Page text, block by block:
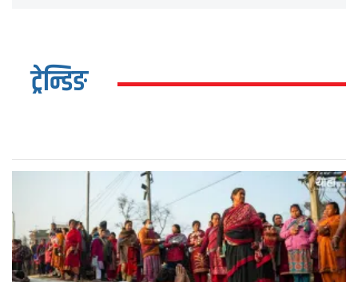
ट्रेन्डिङ